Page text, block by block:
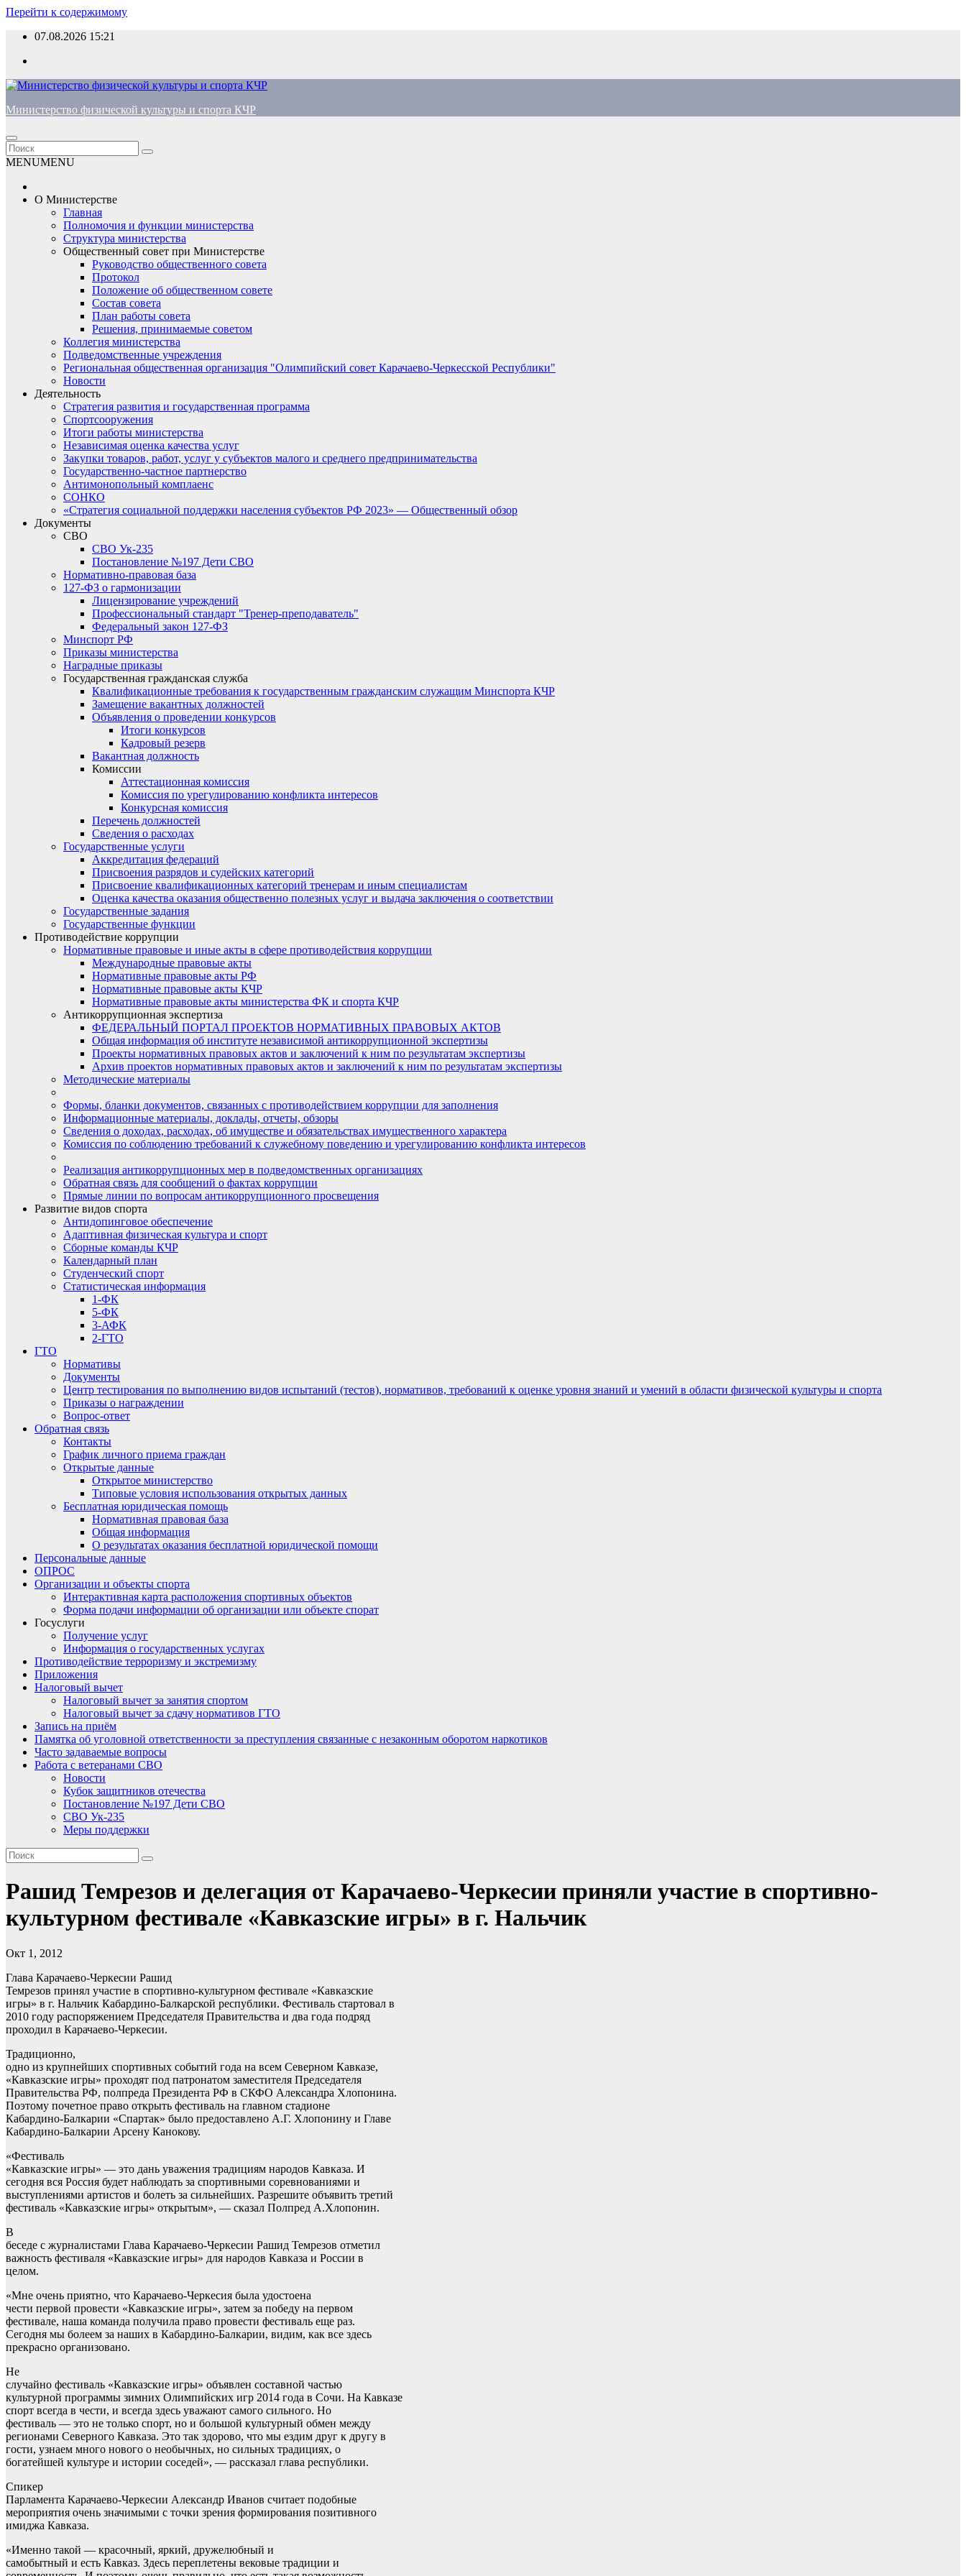
Перейти к содержимому
07.08.2026 15:21
Министерство физической культуры и спорта КЧР
MENUMENU
О Министерстве
Главная
Полномочия и функции министерства
Структура министерства
Общественный совет при Министерстве
Руководство общественного совета
Протокол
Положение об общественном совете
Состав совета
План работы совета
Решения, принимаемые советом
Коллегия министерства
Подведомственные учреждения
Региональная общественная организация "Олимпийский совет Карачаево-Черкесской Республики"
Новости
Деятельность
Стратегия развития и государственная программа
Спортсооружения
Итоги работы министерства
Независимая оценка качества услуг
Закупки товаров, работ, услуг у субъектов малого и среднего предпринимательства
Государственно-частное партнерство
Антимонопольный комплаенс
СОНКО
«Стратегия социальной поддержки населения субъектов РФ 2023» — Общественный обзор
Документы
СВО
СВО Ук-235
Постановление №197 Дети СВО
Нормативно-правовая база
127-ФЗ о гармонизации
Лицензирование учреждений
Профессиональный стандарт "Тренер-преподаватель"
Федеральный закон 127-ФЗ
Минспорт РФ
Приказы министерства
Наградные приказы
Государственная гражданская служба
Квалификационные требования к государственным гражданским служащим Минспорта КЧР
Замещение вакантных должностей
Объявления о проведении конкурсов
Итоги конкурсов
Кадровый резерв
Вакантная должность
Комиссии
Аттестационная комиссия
Комиссия по урегулированию конфликта интересов
Конкурсная комиссия
Перечень должностей
Сведения о расходах
Государственные услуги
Аккредитация федераций
Присвоения разрядов и судейских категорий
Присвоение квалификационных категорий тренерам и иным специалистам
Оценка качества оказания общественно полезных услуг и выдача заключения о соответствии
Государственные задания
Государственные функции
Противодействие коррупции
Нормативные правовые и иные акты в сфере противодействия коррупции
Международные правовые акты
Нормативные правовые акты РФ
Нормативные правовые акты КЧР
Нормативные правовые акты министерства ФК и спорта КЧР
Антикоррупционная экспертиза
ФЕДЕРАЛЬНЫЙ ПОРТАЛ ПРОЕКТОВ НОРМАТИВНЫХ ПРАВОВЫХ АКТОВ
Общая информация об институте независимой антикоррупционной экспертизы
Проекты нормативных правовых актов и заключений к ним по результатам экспертизы
Архив проектов нормативных правовых актов и заключений к ним по результатам экспертизы
Методические материалы
Формы, бланки документов, связанных с противодействием коррупции для заполнения
Информационные материалы, доклады, отчеты, обзоры
Сведения о доходах, расходах, об имуществе и обязательствах имущественного характера
Комиссия по соблюдению требований к служебному поведению и урегулированию конфликта интересов
Реализация антикоррупционных мер в подведомственных организациях
Обратная связь для сообщений о фактах коррупции
Прямые линии по вопросам антикоррупционного просвещения
Развитие видов спорта
Антидопинговое обеспечение
Адаптивная физическая культура и спорт
Сборные команды КЧР
Календарный план
Студенческий спорт
Статистическая информация
1-ФК
5-ФК
3-АФК
2-ГТО
ГТО
Нормативы
Документы
Центр тестирования по выполнению видов испытаний (тестов), нормативов, требований к оценке уровня знаний и умений в области физической культуры и спорта
Приказы о награждении
Вопрос-ответ
Обратная связь
Контакты
График личного приема граждан
Открытые данные
Открытое министерство
Типовые условия использования открытых данных
Бесплатная юридическая помощь
Нормативная правовая база
Общая информация
О результатах оказания бесплатной юридической помощи
Персональные данные
ОПРОС
Организации и объекты спорта
Интерактивная карта расположения спортивных объектов
Форма подачи информации об организации или объекте спорат
Госуслуги
Получение услуг
Информация о государственных услугах
Противодействие терроризму и экстремизму
Приложения
Налоговый вычет
Налоговый вычет за занятия спортом
Налоговый вычет за сдачу нормативов ГТО
Запись на приём
Памятка об уголовной ответственности за преступления связанные с незаконным оборотом наркотиков
Часто задаваемые вопросы
Работа с ветеранами СВО
Новости
Кубок защитников отечества
Постановление №197 Дети СВО
СВО Ук-235
Меры поддержки
Рашид Темрезов и делегация от Карачаево-Черкесии приняли участие в спортивно-
культурном фестивале «Кавказские игры» в г. Нальчик
Окт 1, 2012
Глава Карачаево-Черкесии Рашид
Темрезов принял участие в спортивно-культурном фестивале «Кавказские
игры» в г. Нальчик Кабардино-Балкарской республики. Фестиваль стартовал в
2010 году распоряжением Председателя Правительства и два года подряд
проходил в Карачаево-Черкесии.
Традиционно,
одно из крупнейших спортивных событий года на всем Северном Кавказе,
«Кавказские игры» проходят под патронатом заместителя Председателя
Правительства РФ, полпреда Президента РФ в СКФО Александра Хлопонина.
Поэтому почетное право открыть фестиваль на главном стадионе
Кабардино-Балкарии «Спартак» было предоставлено А.Г. Хлопонину и Главе
Кабардино-Балкарии Арсену Канокову.
«Фестиваль
«Кавказские игры» — это дань уважения традициям народов Кавказа. И
сегодня вся Россия будет наблюдать за спортивными соревнованиями и
выступлениями артистов и болеть за сильнейших. Разрешите объявить третий
фестиваль «Кавказские игры» открытым», — сказал Полпред А.Хлопонин.
В
беседе с журналистами Глава Карачаево-Черкесии Рашид Темрезов отметил
важность фестиваля «Кавказские игры» для народов Кавказа и России в
целом.
«Мне очень приятно, что Карачаево-Черкесия была удостоена
чести первой провести «Кавказские игры», затем за победу на первом
фестивале, наша команда получила право провести фестиваль еще раз.
Сегодня мы болеем за наших в Кабардино-Балкарии, видим, как все здесь
прекрасно организовано.
Не
случайно фестиваль «Кавказские игры» объявлен составной частью
культурной программы зимних Олимпийских игр 2014 года в Сочи. На Кавказе
спорт всегда в чести, и всегда здесь уважают самого сильного. Но
фестиваль — это не только спорт, но и большой культурный обмен между
регионами Северного Кавказа. Это так здорово, что мы ездим друг к другу в
гости, узнаем много нового о необычных, но сильных традициях, о
богатейшей культуре и истории соседей», — рассказал глава республики.
Спикер
Парламента Карачаево-Черкесии Александр Иванов считает подобные
мероприятия очень значимыми с точки зрения формирования позитивного
имиджа Кавказа.
«Именно такой — красочный, яркий, дружелюбный и
самобытный и есть Кавказ. Здесь переплетены вековые традиции и